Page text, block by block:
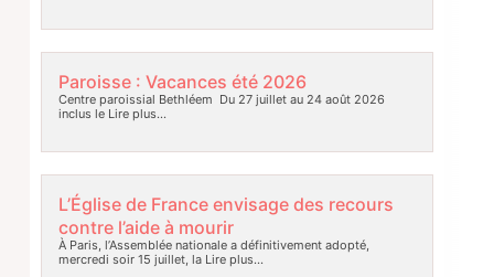
Paroisse : Vacances été 2026
Centre paroissial Bethléem Du 27 juillet au 24 août 2026
inclus leLire plus…
L’Église de France envisage des recours
contre l’aide à mourir
À Paris, l’Assemblée nationale a définitivement adopté,
mercredi soir 15 juillet, laLire plus…